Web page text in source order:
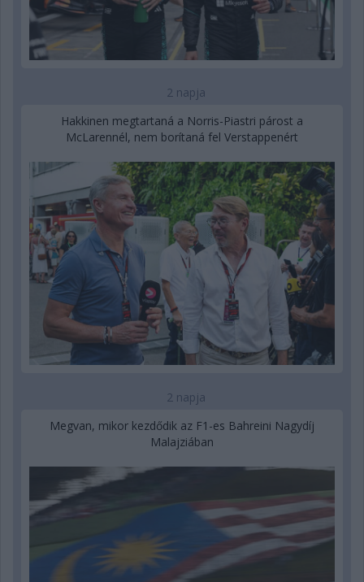
2 napja
Hakkinen megtartaná a Norris-Piastri párost a
McLarennél, nem borítaná fel Verstappenért
2 napja
Megvan, mikor kezdődik az F1-es Bahreini Nagydíj
Malajziában